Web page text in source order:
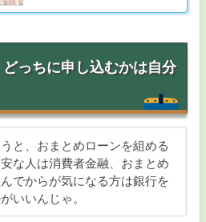
っちに申し込むかは自分
と、おまとめローンを組める
な人は消費者金融、おまとめ
でからが気になる方は銀行を
いいんじゃ。